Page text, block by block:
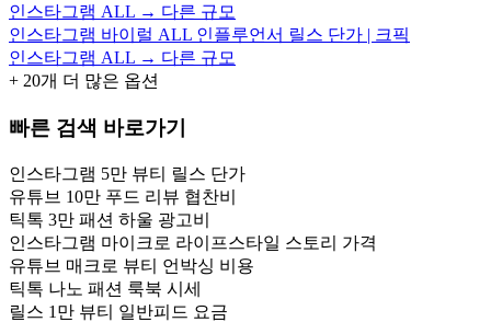
인스타그램 ALL → 다른 규모
인스타그램 바이럴 ALL 인플루언서 릴스 단가 | 크픽
인스타그램 ALL → 다른 규모
+ 20개 더 많은 옵션
빠른 검색 바로가기
인스타그램 5만 뷰티 릴스 단가
유튜브 10만 푸드 리뷰 협찬비
틱톡 3만 패션 하울 광고비
인스타그램 마이크로 라이프스타일 스토리 가격
유튜브 매크로 뷰티 언박싱 비용
틱톡 나노 패션 룩북 시세
릴스 1만 뷰티 일반피드 요금